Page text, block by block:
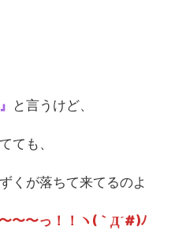
と言うけど、
ても、
くが落ちて来てるのよ
〜〜っ！！ヽ(｀Д´#)ﾉ